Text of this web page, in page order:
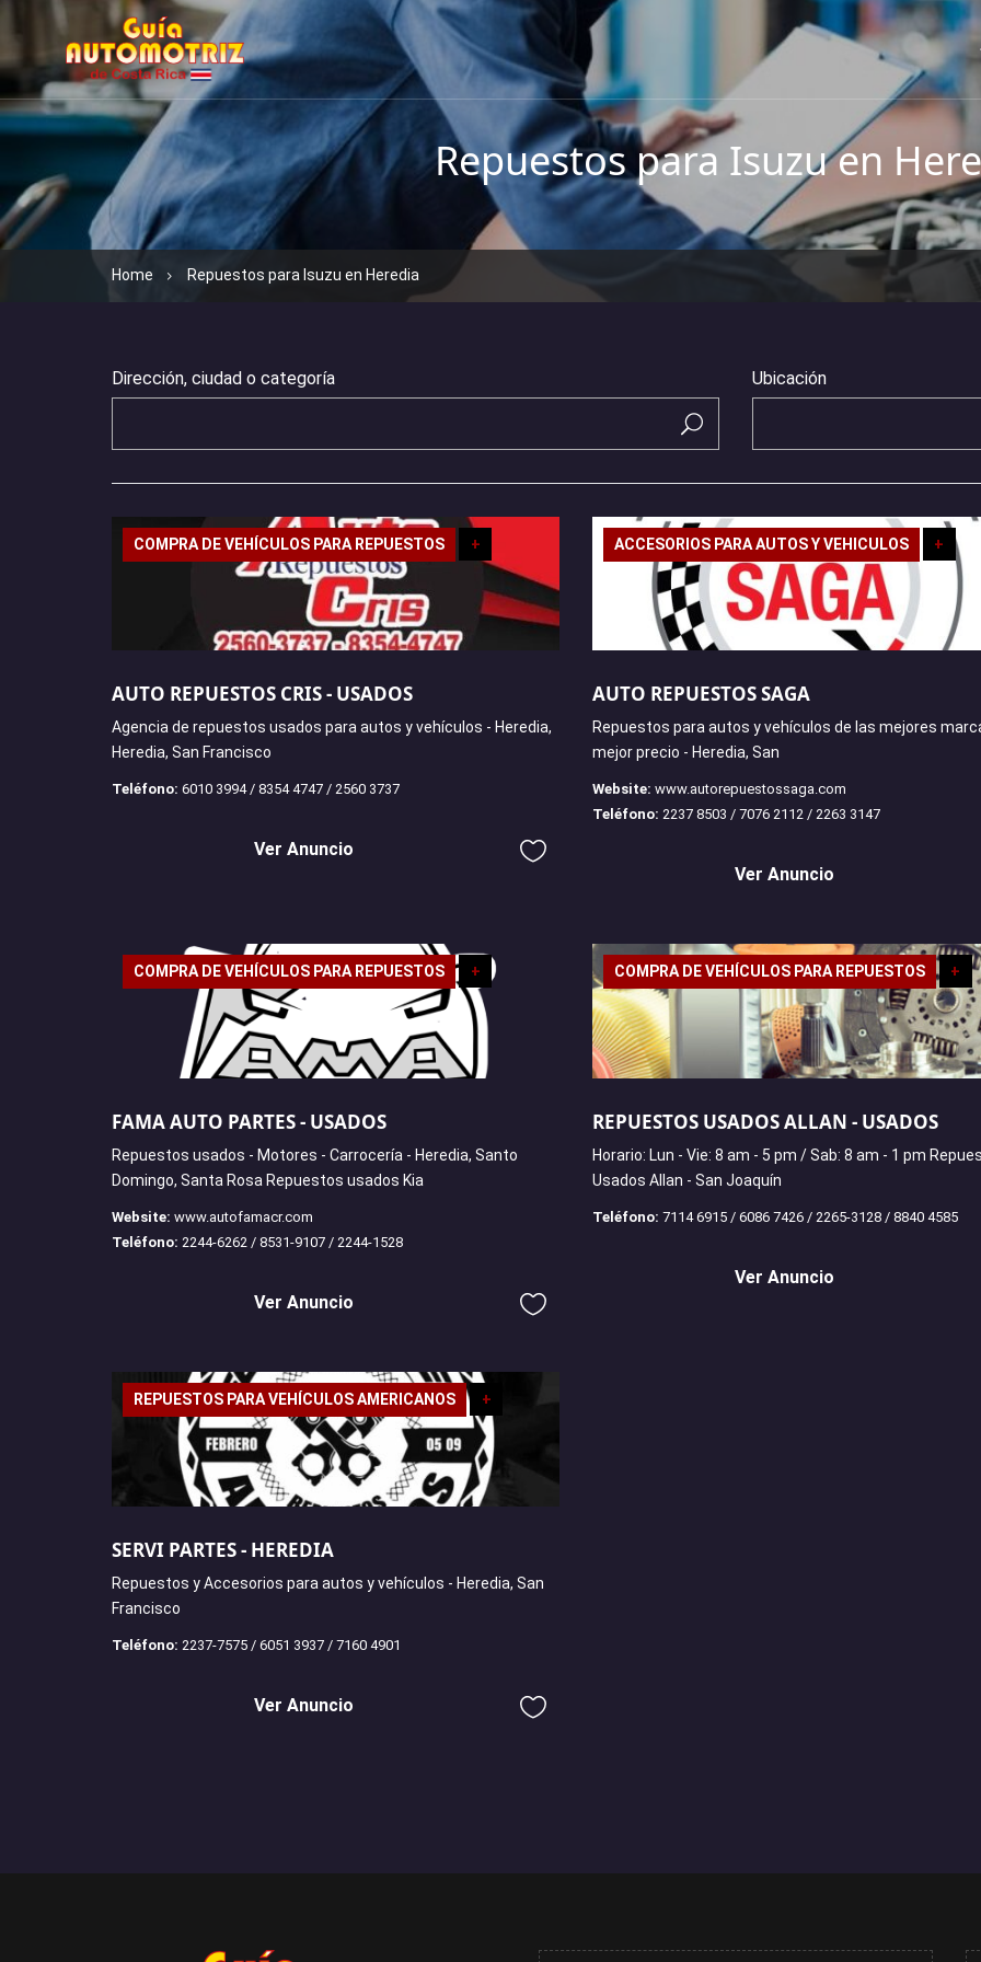
Repuestos para Isuzu en
Home Repuestos para Isuzu en Heredia
Dirección, ciudad o categoría Ubicación
COMPRA DE VEHÍCULOS PARA REPUESTOS +
AUTO REPUESTOS CRIS - USADOS
Agencia de repuestos usados para autos y vehículos - Heredia,
Heredia, San Francisco
Teléfono: 6010 3994 / 8354 4747 / 2560 3737
Ver Anuncio
ACCESORIOS PARA AUTOS Y VEHICULOS +
AUTO REPUESTOS SAGA
Repuestos para autos y vehículos de las mejores
mejor precio - Heredia, San
Website: www.autorepuestossaga.com
Teléfono: 2237 8503 / 7076 2112 / 2263 3147
Ver Anuncio
COMPRA DE VEHÍCULOS PARA REPUESTOS +
FAMA AUTO PARTES - USADOS
Repuestos usados - Motores - Carrocería - Heredia, Santo
Domingo, Santa Rosa Repuestos usados Kia
Website: www.autofamacr.com
Teléfono: 2244-6262 / 8531-9107 / 2244-1528
Ver Anuncio
COMPRA DE VEHÍCULOS PARA REPUESTOS +
REPUESTOS USADOS ALLAN - USADOS
Horario: Lun - Vie: 8 am - 5 pm / Sab: 8 am - 1 pm
Usados Allan - San Joaquín
Teléfono: 7114 6915 / 6086 7426 / 2265-3128 / 8840 4585
Ver Anuncio
REPUESTOS PARA VEHÍCULOS AMERICANOS +
SERVI PARTES - HEREDIA
Repuestos y Accesorios para autos y vehículos - Heredia, San
Francisco
Teléfono: 2237-7575 / 6051 3937 / 7160 4901
Ver Anuncio